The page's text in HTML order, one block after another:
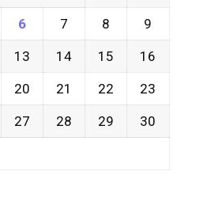
6 7 8 9
13 14 15 16
20 21 22 23
27 28 29 30